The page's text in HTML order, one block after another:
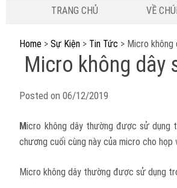
TRANG CHỦ VỀ
Home >Sự Kiện > Tin Tức > Micro không
Micro không dây
Posted on06/12/2019
Micro không dây thường được sử
chương cuối cùng này của micro cho
Micro không dây thường được sử dụng